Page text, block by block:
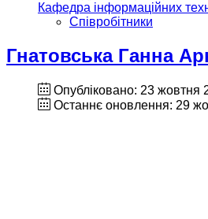
Кафедра інформаційних
Спiвробiтники
Гнатовська Ганна
Опубліковано: 23 жовтня
Останнє оновлення: 29